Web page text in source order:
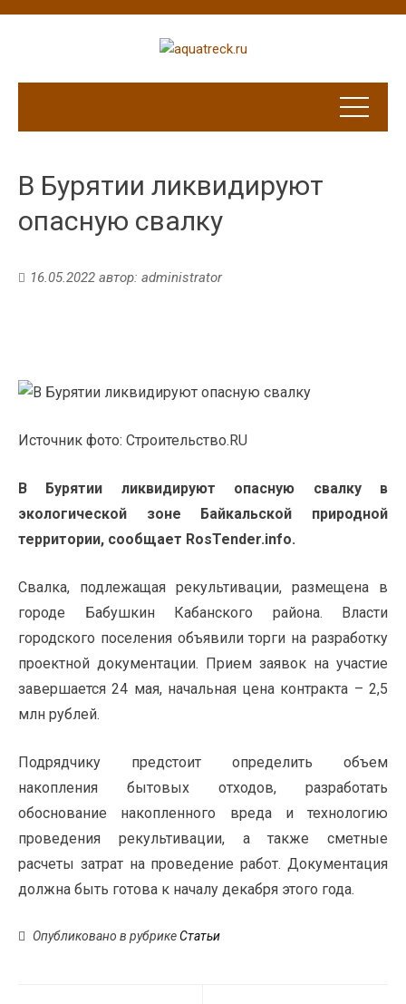
В Бурятии ликвидируют
опасную свалку
16.05.2022 автор: administrator
Источник фото: Строительство.RU
В Бурятии ликвидируют опасную свалку в
экологической зоне Байкальской природной
территории, сообщает RosTender.info.
Свалка, подлежащая рекультивации, размещена в
городе Бабушкин Кабанского района. Власти
городского поселения объявили торги на разработку
проектной документации. Прием заявок на участие
завершается 24 мая, начальная цена контракта – 2,5
млн рублей.
Подрядчику предстоит определить объем
накопления бытовых отходов, разработать
обоснование накопленного вреда и технологию
проведения рекультивации, а также сметные
расчеты затрат на проведение работ. Документация
должна быть готова к началу декабря этого года.
Опубликовано в рубрикеСтатьи